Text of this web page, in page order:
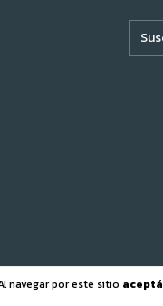
navegar por este sitio
- 2026. Todos los derechos